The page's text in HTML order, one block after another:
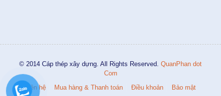
© 2014 Cáp thép xây dựng. All Rights Reserved. QuanPhan dot
Com
Liên hệ
Mua hàng & Thanh toán Điều khoản Bảo mật